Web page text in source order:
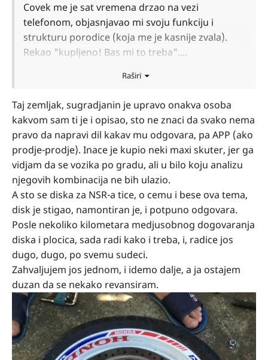
Covek me je sat vremena drzao na vezi
telefonom, objasnjavao mi svoju funkciju i
strukturu porodice (koja me je kasnije zvala).
Rekao "kupljeno! Bas mi to treba"....
Raširi
Taj zemljak, sugradjanin je upravo onakva osoba
kakvom sam ti je i opisao, sto ne znaci da svako nema
pravo da napravi dil kakav mu odgovara, pa APP (ako
prodje-prodje). Inace je kupio neki maxi skuter, jer ga
vidjam da se vozika po gradu, ali u bilo koju analizu
njegovih kombinacija ne bih ulazio.
A sto se diska za NSR-a tice, o cemu i bese ova tema,
disk je stigao, namontiran je, i potpuno odgovara.
Posle nekoliko kilometara medjusobnog dogovaranja
diska i plocica, sada radi kako i treba, i, radice jos
dugo, dugo, po svemu sudeci.
Zahvaljujem jos jednom, i idemo dalje, a ja ostajem
duzan da se nekako revansiram.